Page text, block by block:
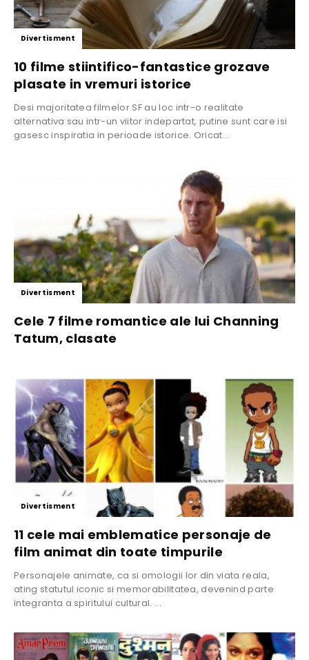
Divertisment
10 filme stiintifico-fantastice grozave
plasate in vremuri istorice
Desi majoritatea filmelor SF au loc intr-o realitate
alternativa sau intr-un viitor indepartat, putine sunt care isi
gasesc inspiratia in perioade istorice. Oricat...
Divertisment
Cele 7 filme romantice ale lui Channing
Tatum, clasate
Divertisment
11 cele mai emblematice personaje de
film animat din toate timpurile
Personajele animate, ca si omologii lor din viata reala,
ating statutul iconic si memorabilitatea, devenind parte
integranta a spiritului cultural. ...